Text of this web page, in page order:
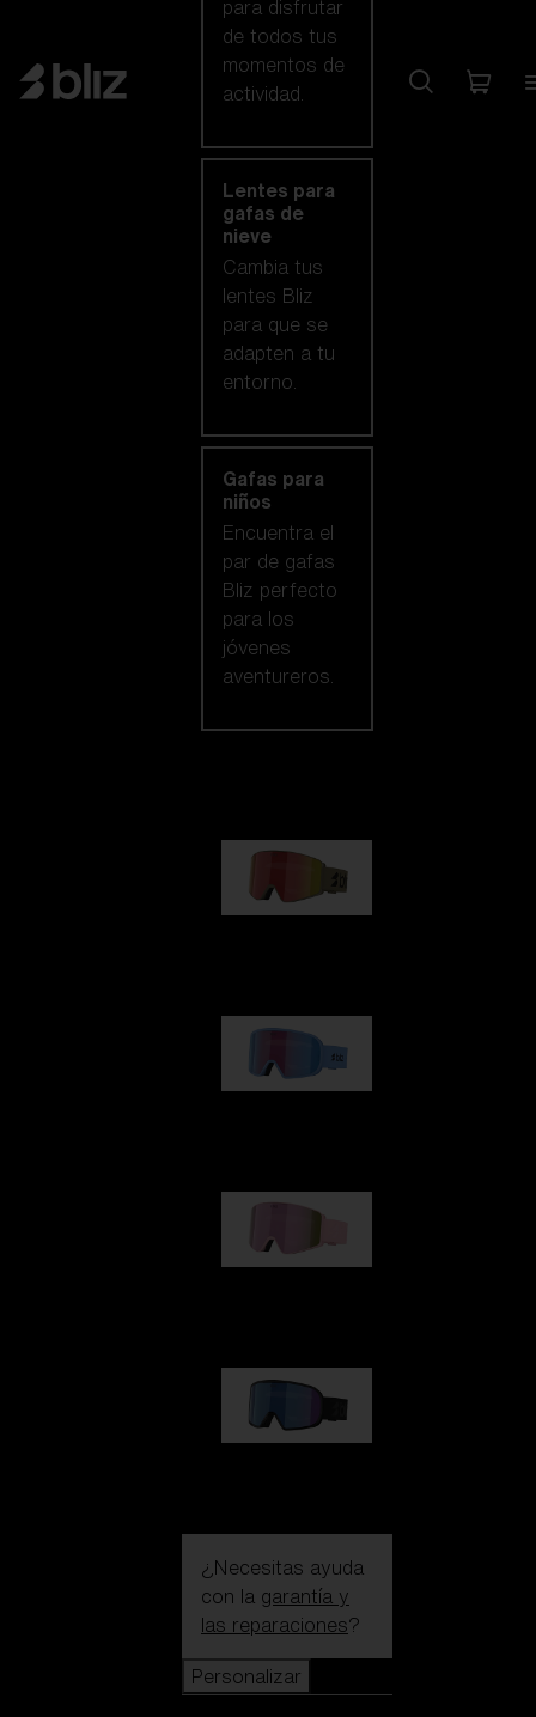
para disfrutar
de todos tus
momentos de
actividad.
Lentes para
gafas de
nieve
Cambia tus
lentes Bliz
para que se
adapten a tu
entorno.
Gafas para
niños
Encuentra el
par de gafas
Bliz perfecto
para los
jóvenes
aventureros.
¿Necesitas ayuda
con la garantía y
las reparaciones?
Personalizar